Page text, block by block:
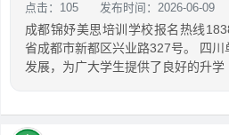
点击：105 发布时间：2026-06-09
成都锦妤美思培训学校报名热线
省成都市新都区兴业路327号。 四
发展，为广大学生提供了良好的升学